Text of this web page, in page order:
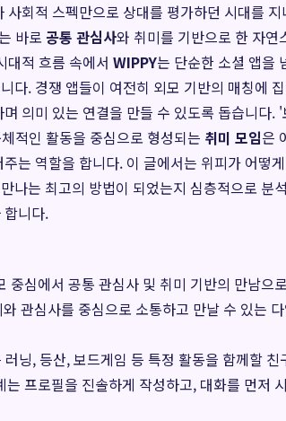
사회적 스펙만으로 상대를 평가하던 시대를
바로 공통 관심사와 취미를 기반으로 한 자연
대적 흐름 속에서 WIPPY는 단순한 소셜 앱을
다. 경쟁 앱들이 여전히 외모 기반의 매칭에
의미 있는 연결을 만들 수 있도록 돕습니다
적인 활동을 중심으로 형성되는 취미 모임은
는 역할을 합니다. 이 글에서는 위피가 어떻
나는 최고의 방법이 되었는지 심층적으로 분
합니다.
중심에서 공통 관심사 및 취미 기반의 만남으
관심사를 중심으로 소통하고 만날 수 있는
닝, 등산, 보드게임 등 특정 활동을 함께할
프로필을 진솔하게 작성하고, 대화를 먼저